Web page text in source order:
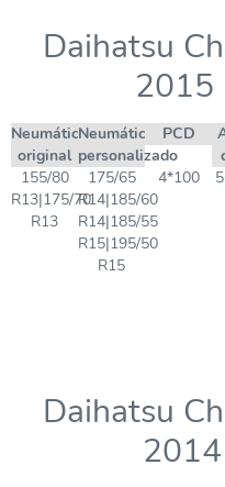
Daihatsu
2015
Neumático
original
Neumático
personalizado
PCD
155/80
R13|175/70
R13
175/65
R14|185/60
R14|185/55
R15|195/50
R15
4*100
Daihatsu